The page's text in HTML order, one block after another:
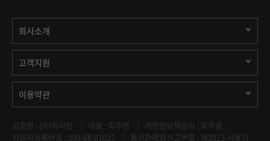
회사소개
고객지원
이용약관
상호명 : (주)위시빈 대표 : 최주영
개인정보책임자 : 최주영
사업자등록번호 : 599-88-01021
통신판매업신고번호 : 제2023-서울강